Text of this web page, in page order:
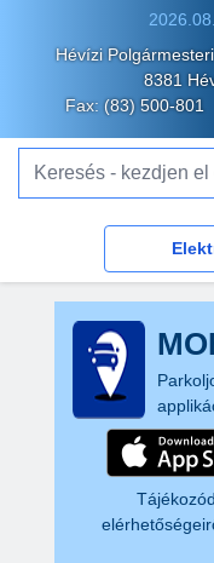
Hévízi
8381
Fax: (83) 500-801